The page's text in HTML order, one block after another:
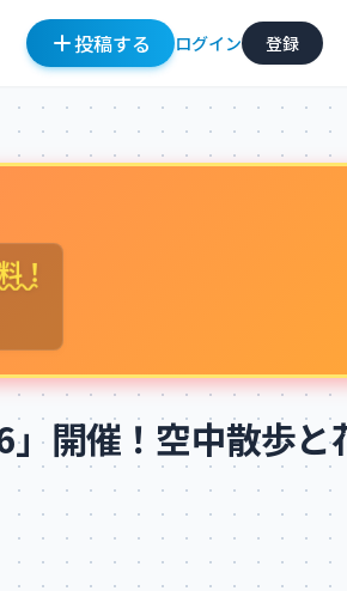
投稿する ログイン 登録
！
開催！空中散歩と